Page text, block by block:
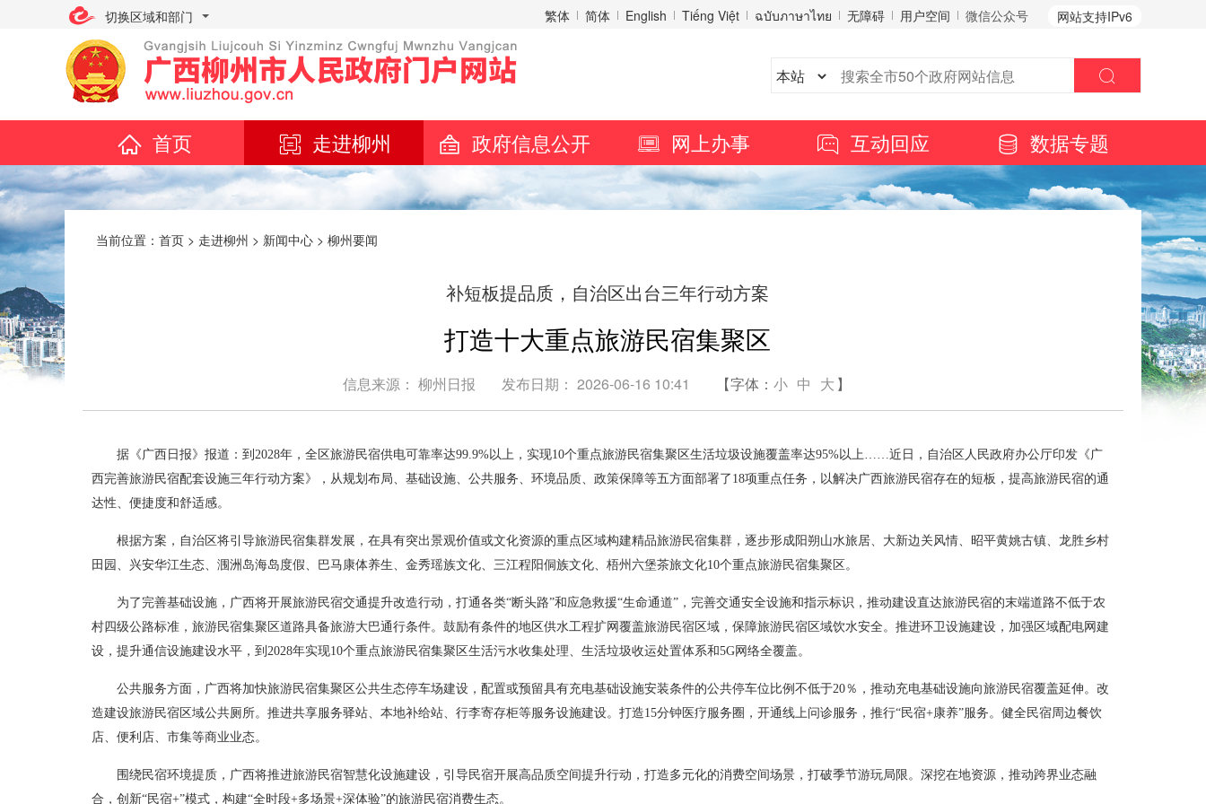
切换区域和部门 网站支持IPv6
繁体 简体 English Tiếng Việt ฉบับภาษาไทย 无障碍 用户空间 微信公众号
首页 走进柳州 政府信息公开 网上办事 互动回应 数据专题
当前位置： 首页 > 走进柳州 > 新闻中心 > 柳州要闻
补短板提品质，自治区出台三年行动方案
打造十大重点旅游民宿集聚区
信息来源： 柳州日报 发布日期： 2026-06-16 10:41 【字体： 小 中 大 】
据《广西日报》报道：到2028年，全区旅游民宿供电可靠率达99.9%以上，实现10个重点旅游民宿集聚区生活垃圾设施覆盖率达95%以上……近日，自治区人民政府办公厅印发《广
西完善旅游民宿配套设施三年行动方案》，从规划布局、基础设施、公共服务、环境品质、政策保障等五方面部署了18项重点任务，以解决广西旅游民宿存在的短板，提高旅游民宿的通
达性、便捷度和舒适感。
根据方案，自治区将引导旅游民宿集群发展，在具有突出景观价值或文化资源的重点区域构建精品旅游民宿集群，逐步形成阳朔山水旅居、大新边关风情、昭平黄姚古镇、龙胜乡村
田园、兴安华江生态、涠洲岛海岛度假、巴马康体养生、金秀瑶族文化、三江程阳侗族文化、梧州六堡茶旅文化10个重点旅游民宿集聚区。
为了完善基础设施，广西将开展旅游民宿交通提升改造行动，打通各类“断头路”和应急救援“生命通道”，完善交通安全设施和指示标识，推动建设直达旅游民宿的末端道路不低于农
村四级公路标准，旅游民宿集聚区道路具备旅游大巴通行条件。鼓励有条件的地区供水工程扩网覆盖旅游民宿区域，保障旅游民宿区域饮水安全。推进环卫设施建设，加强区域配电网建
设，提升通信设施建设水平，到2028年实现10个重点旅游民宿集聚区生活污水收集处理、生活垃圾收运处置体系和5G网络全覆盖。
公共服务方面，广西将加快旅游民宿集聚区公共生态停车场建设，配置或预留具有充电基础设施安装条件的公共停车位比例不低于20％，推动充电基础设施向旅游民宿覆盖延伸。改
造建设旅游民宿区域公共厕所。推进共享服务驿站、本地补给站、行李寄存柜等服务设施建设。打造15分钟医疗服务圈，开通线上问诊服务，推行“民宿+康养”服务。健全民宿周边餐饮
店、便利店、市集等商业业态。
围绕民宿环境提质，广西将推进旅游民宿智慧化设施建设，引导民宿开展高品质空间提升行动，打造多元化的消费空间场景，打破季节游玩局限。深挖在地资源，推动跨界业态融
合，创新“民宿+”模式，构建“全时段+多场景+深体验”的旅游民宿消费生态。